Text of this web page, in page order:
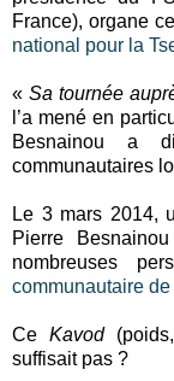
France), organe
national pour la
« Sa tournée
l’a mené en
Besnainou a
communautaires
Le 3 mars 2014,
Pierre
nombreuses
communautaire
Ce Kavod
suffisait pas ?